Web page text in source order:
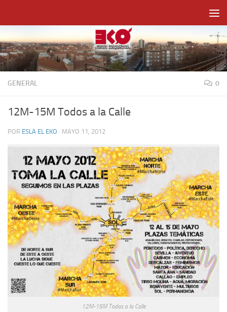
GENERAL 0
12M-15M Todos a la Calle
POR ESLA EL EKO · MAYO 11, 2012
12M-15M Todas a la Calle